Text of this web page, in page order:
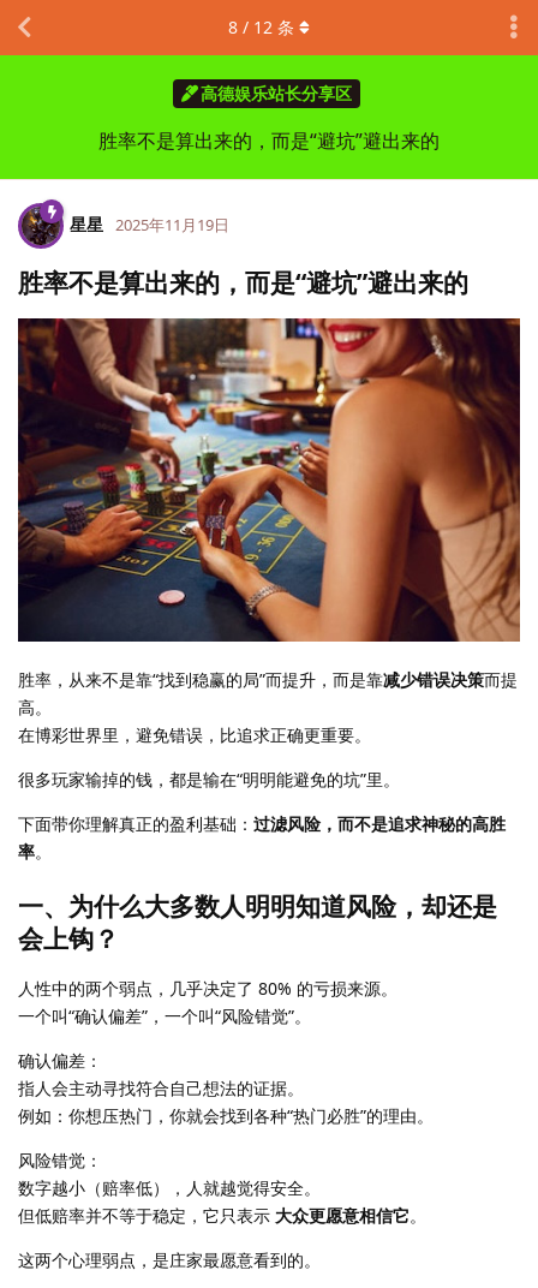
高德娱乐站长分享区
胜率不是算出来的，而是“避坑”避出来的
8 / 12 条
星星 2025年11月19日
胜率不是算出来的，而是“避坑”避出来的
胜率，从来不是靠“找到稳赢的局”而提升，而是靠减少错误决策而提
高。
在博彩世界里，避免错误，比追求正确更重要。
很多玩家输掉的钱，都是输在“明明能避免的坑”里。
下面带你理解真正的盈利基础： 过滤风险，而不是追求神秘的高胜
率。
一、为什么大多数人明明知道风险，却还是
会上钩？
人性中的两个弱点，几乎决定了 80% 的亏损来源。
一个叫“确认偏差”，一个叫“风险错觉”。
确认偏差：
指人会主动寻找符合自己想法的证据。
例如：你想压热门，你就会找到各种“热门必胜”的理由。
风险错觉：
数字越小（赔率低），人就越觉得安全。
但低赔率并不等于稳定，它只表示 大众更愿意相信它。
这两个心理弱点，是庄家最愿意看到的。